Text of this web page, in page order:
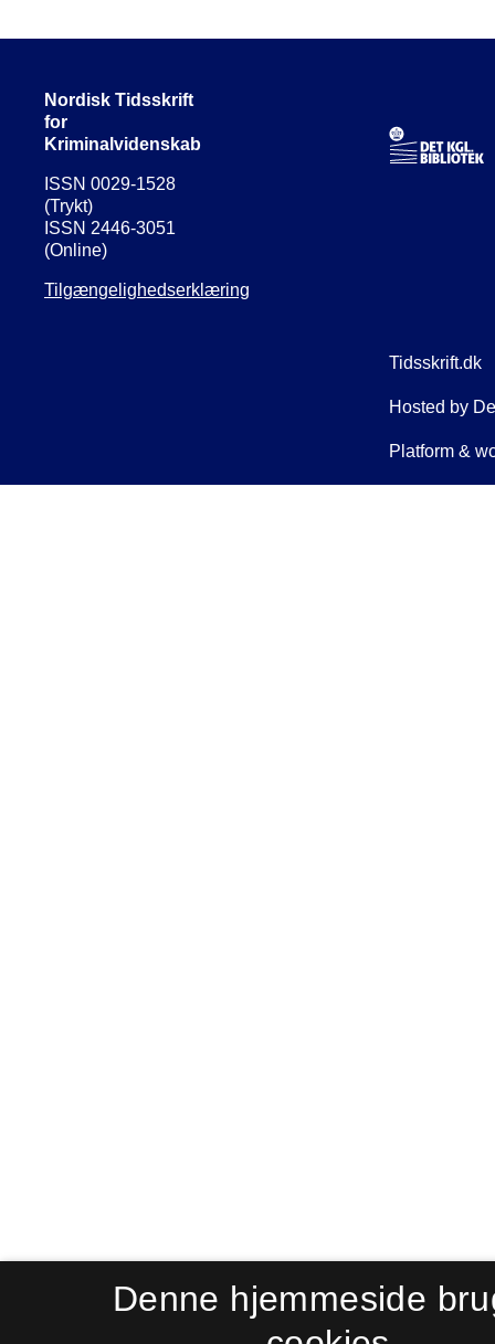
Nordisk Tidsskrift
for
Kriminalvidenskab
ISSN 0029-1528
(Trykt)
ISSN 2446-3051
(Online)
Tilgængelighedserklæring
Denne hjemmeside